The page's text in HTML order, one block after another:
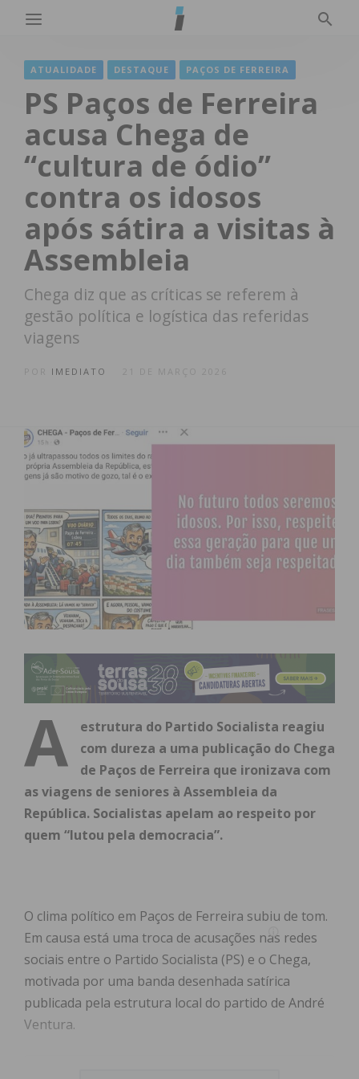
ATUALIDADE DESTAQUE PAÇOS DE FERREIRA
PS Paços de Ferreira
acusa Chega de
“cultura de ódio”
contra os idosos
após sátira a visitas à
Assembleia
Chega diz que as críticas se referem à
gestão política e logística das referidas
viagens
IMEDIATO 21 DE MARÇO 2026
A
estrutura do Partido Socialista reagiu
com dureza a uma publicação do Chega
de Paços de Ferreira que ironizava com
as viagens de seniores à Assembleia da
República. Socialistas apelam ao respeito por
quem “lutou pela democracia”.
O clima político em Paços de Ferreira subiu de tom.
Em causa está uma troca de acusações nas redes
sociais entre o Partido Socialista (PS) e o Chega,
motivada por uma banda desenhada satírica
publicada pela estrutura local do partido de André
Ventura.